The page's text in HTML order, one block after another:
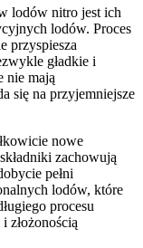
lodów nitro jest ich
lodów. Proces
przyspiesza
gładkie i⁣
nie ⁢mają
się ‌na przyjemniejsze
nowe​
‌zachowują‌
pełni
lodów, które
procesu
złożonością